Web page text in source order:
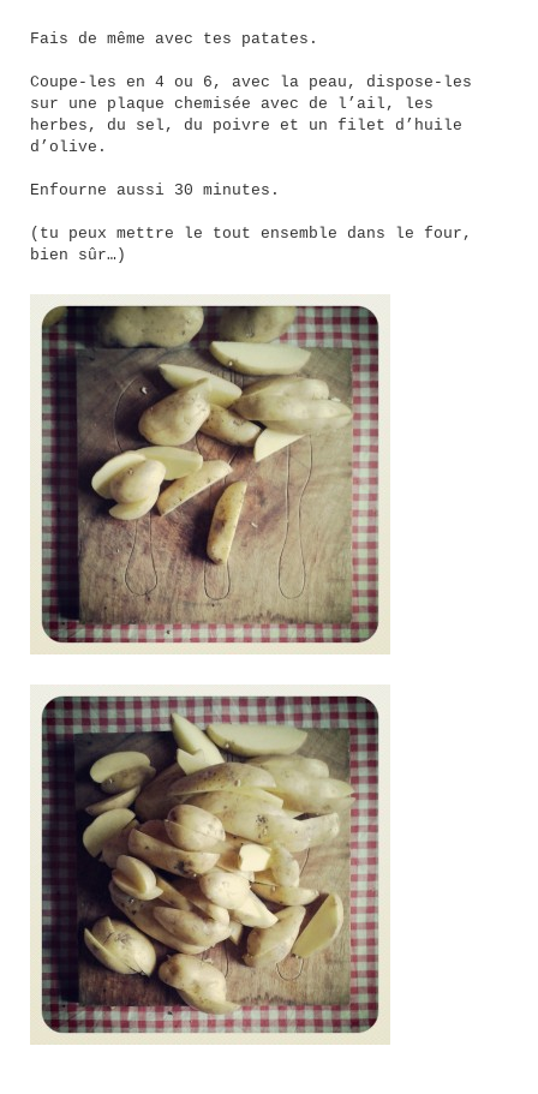
Fais de même avec tes patates.
Coupe-les en 4 ou 6, avec la peau, dispose-les
sur une plaque chemisée avec de l’ail, les
herbes, du sel, du poivre et un filet d’huile
d’olive.
Enfourne aussi 30 minutes.
(tu peux mettre le tout ensemble dans le four,
bien sûr…)